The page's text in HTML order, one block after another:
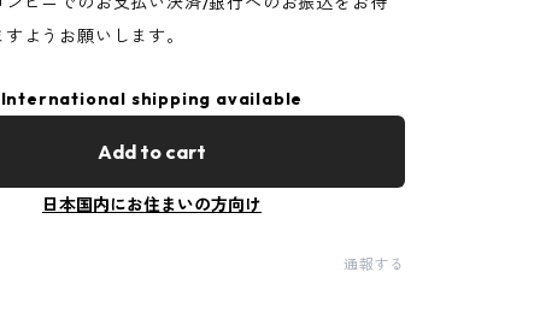
ようお願いします。
International shipping available
Add to cart
日本国内にお住まいの方向け
通報する